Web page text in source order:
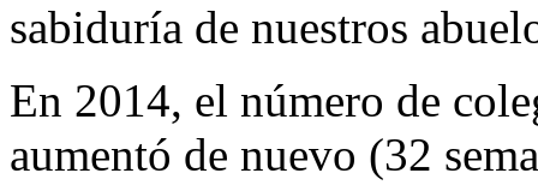
sabiduría de nuestros
En 2014, el número de
aumentó de nuevo (32